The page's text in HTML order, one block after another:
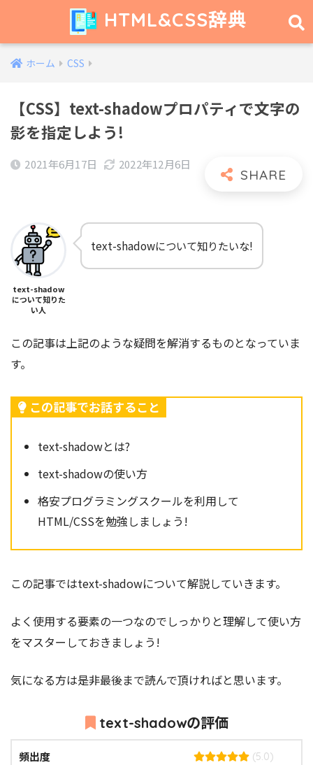
HTML&CSS辞典
ホーム CSS
【CSS】text-shadowプロパティで文字の
影を指定しよう!
2021年6月17日 2022年12月6日
text-shadow
について知りた
い人
text-shadowについて知りたいな!
この記事は上記のような疑問を解消するものとなっていま
す。
この記事でお話すること
text-shadowとは?
text-shadowの使い方
格安プログラミングスクールを利用して
HTML/CSSを勉強しましょう!
この記事ではtext-shadowについて解説していきます。
よく使用する要素の一つなのでしっかりと理解して使い方
をマスターしておきましょう!
気になる方は是非最後まで読んで頂ければと思います。
text-shadowの評価
頻出度 (5.0)